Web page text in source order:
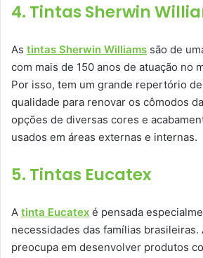
4. Tintas Sherwin
As tintas Sherwin Williams são de
com mais de 150 anos de atuação no
Por isso, tem um grande repertório
qualidade para renovar os cômodos
opções de diversas cores e
usados em áreas externas e internas.
5. Tintas Eucatex
A tinta Eucatex é pensada
necessidades das famílias brasileiras.
preocupa em desenvolver produtos